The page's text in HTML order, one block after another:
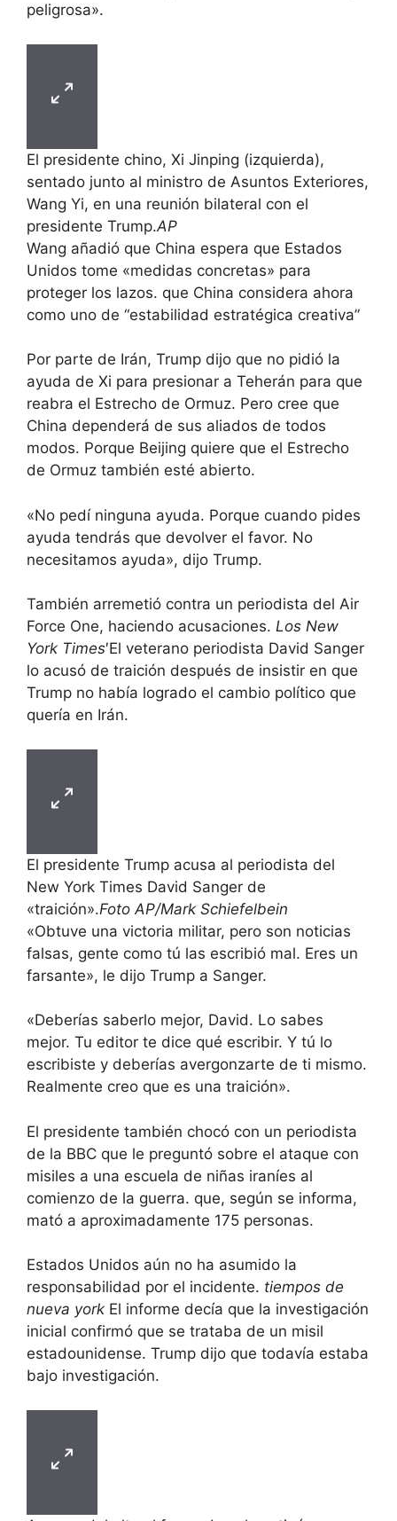
peligrosa».
El presidente chino, Xi Jinping (izquierda),
sentado junto al ministro de Asuntos Exteriores,
Wang Yi, en una reunión bilateral con el
presidente Trump.AP
Wang añadió que China espera que Estados
Unidos tome «medidas concretas» para
proteger los lazos. que China considera ahora
como uno de “estabilidad estratégica creativa”
Por parte de Irán, Trump dijo que no pidió la
ayuda de Xi para presionar a Teherán para que
reabra el Estrecho de Ormuz. Pero cree que
China dependerá de sus aliados de todos
modos. Porque Beijing quiere que el Estrecho
de Ormuz también esté abierto.
«No pedí ninguna ayuda. Porque cuando pides
ayuda tendrás que devolver el favor. No
necesitamos ayuda», dijo Trump.
También arremetió contra un periodista del Air
Force One, haciendo acusaciones. Los New
York Times′El veterano periodista David Sanger
lo acusó de traición después de insistir en que
Trump no había logrado el cambio político que
quería en Irán.
El presidente Trump acusa al periodista del
New York Times David Sanger de
«traición».Foto AP/Mark Schiefelbein
«Obtuve una victoria militar, pero son noticias
falsas, gente como tú las escribió mal. Eres un
farsante», le dijo Trump a Sanger.
«Deberías saberlo mejor, David. Lo sabes
mejor. Tu editor te dice qué escribir. Y tú lo
escribiste y deberías avergonzarte de ti mismo.
Realmente creo que es una traición».
El presidente también chocó con un periodista
de la BBC que le preguntó sobre el ataque con
misiles a una escuela de niñas iraníes al
comienzo de la guerra. que, según se informa,
mató a aproximadamente 175 personas.
Estados Unidos aún no ha asumido la
responsabilidad por el incidente. tiempos de
nueva york El informe decía que la investigación
inicial confirmó que se trataba de un misil
estadounidense. Trump dijo que todavía estaba
bajo investigación.